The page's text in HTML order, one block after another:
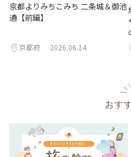
京都よりみちこみち 二条城＆御池
通【前編】
京都府 2026.06.14
おす